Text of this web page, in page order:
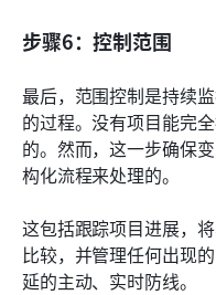
步骤6：控制范围
最后，范围控制是持续
的过程。没有项目能完
的。然而，这一步确保
构化流程来处理的。
这包括跟踪项目进展，
比较，并管理任何出现
延的主动、实时防线。